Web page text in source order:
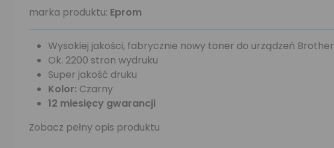
marka produktu: Eprom
Wysokiej jakości, fabrycznie nowy toner do urządzeń Brother
Ok. 2200 stron wydruku
Super jakość druku
Kolor: Czarny
12 miesięcy gwarancji
Zobacz pełny opis produktu